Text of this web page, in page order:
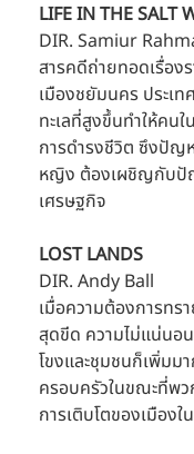
LIFE IN THE SALT
DIR. Samiur
สารคดีถ่ายทอดเรื่อ
เมืองชยัมนคร ประเ
ทะเลที่สูงขึ้นทำให้คน
การดำรงชีวิต ซึงปัญ
หญิง ต้องเผชิญกับปั
เศรษฐกิจ
LOST LANDS
DIR. Andy Ball
เมื่อความต้องการทร
สุดขีด ความไม่แน่นอ
โขงและชุมชนก็เพิ่มม
ครอบครัวในขณะที่พ
การเติบโตของเมือง